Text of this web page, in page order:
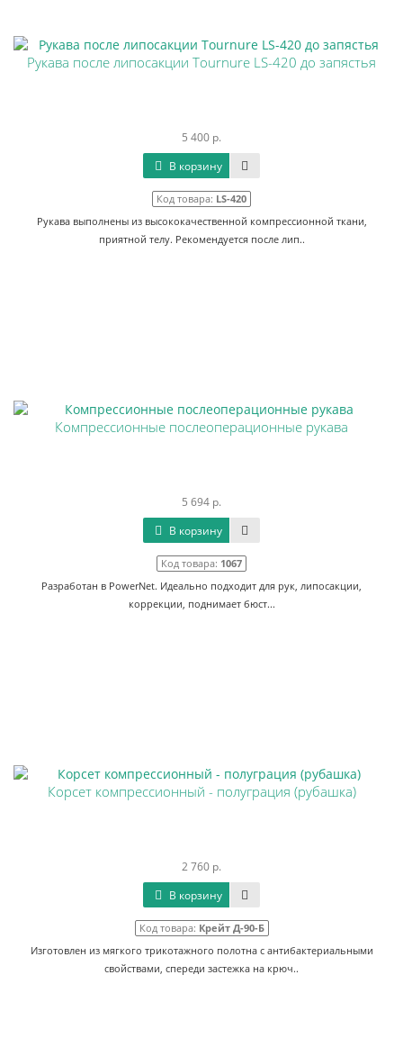
Рукава после липосакции Tournure LS-420 до запястья
5 400 р.
В корзину
Код товара: LS-420
Рукава выполнены из высококачественной компрессионной ткани,
приятной телу. Рекомендуется после лип..
Компрессионные послеоперационные рукава
5 694 р.
В корзину
Код товара: 1067
Разработан в PowerNet. Идеально подходит для рук, липосакции,
коррекции, поднимает бюст...
Корсет компрессионный - полуграция (рубашка)
2 760 р.
В корзину
Код товара: Крейт Д-90-Б
Изготовлен из мягкого трикотажного полотна с антибактериальными
свойствами, спереди застежка на крюч..